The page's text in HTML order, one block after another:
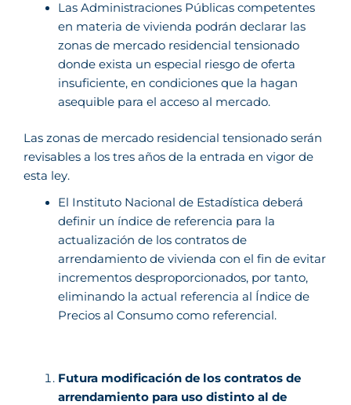
Las Administraciones Públicas competentes
en materia de vivienda podrán declarar las
zonas de mercado residencial tensionado
donde exista un especial riesgo de oferta
insuficiente, en condiciones que la hagan
asequible para el acceso al mercado.
Las zonas de mercado residencial tensionado serán
revisables a los tres años de la entrada en vigor de
esta ley.
El Instituto Nacional de Estadística deberá
definir un índice de referencia para la
actualización de los contratos de
arrendamiento de vivienda con el fin de evitar
incrementos desproporcionados, por tanto,
eliminando la actual referencia al Índice de
Precios al Consumo como referencial.
Futura modificación de los contratos de
arrendamiento para uso distinto al de